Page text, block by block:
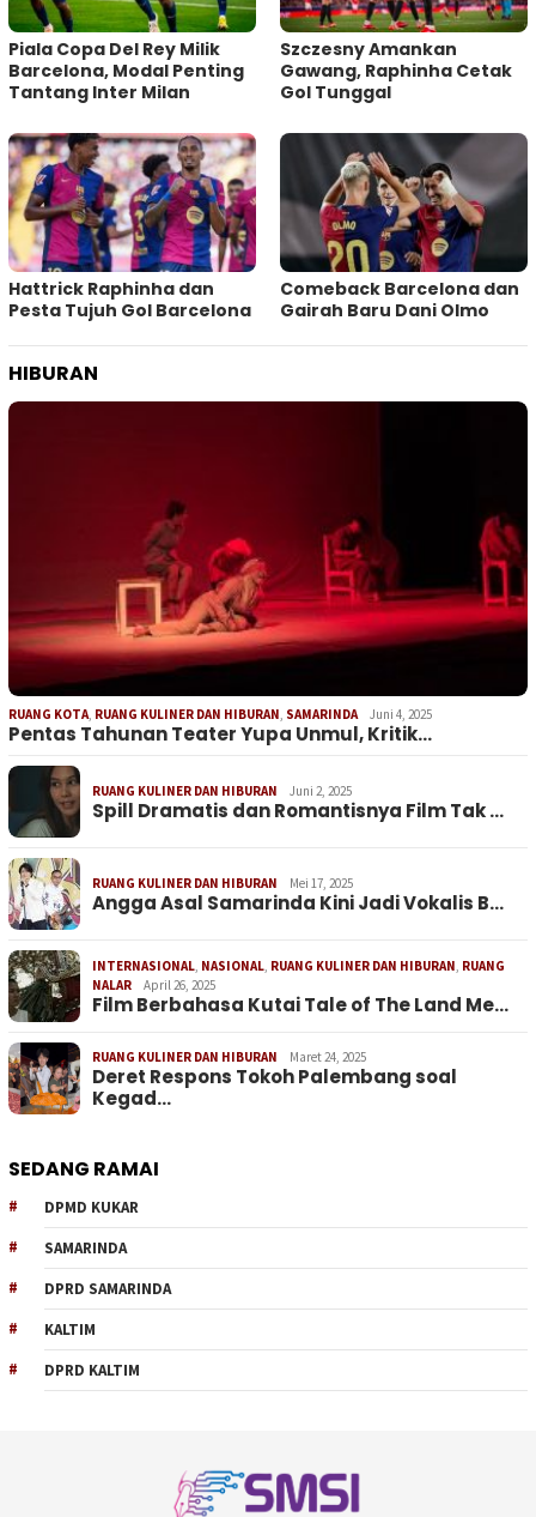
Piala Copa Del Rey Milik
Barcelona, Modal Penting
Tantang Inter Milan
Szczesny Amankan
Gawang, Raphinha Cetak
Gol Tunggal
Hattrick Raphinha dan
Pesta Tujuh Gol Barcelona
Comeback Barcelona dan
Gairah Baru Dani Olmo
HIBURAN
RUANG KOTA, RUANG KULINER DAN HIBURAN, SAMARINDA Juni 4, 2025
Pentas Tahunan Teater Yupa Unmul, Kritik…
RUANG KULINER DAN HIBURAN Juni 2, 2025
Spill Dramatis dan Romantisnya Film Tak …
RUANG KULINER DAN HIBURAN Mei 17, 2025
Angga Asal Samarinda Kini Jadi Vokalis B…
INTERNASIONAL, NASIONAL, RUANG KULINER DAN HIBURAN, RUANG
NALAR
April 26, 2025
Film Berbahasa Kutai Tale of The Land Me…
RUANG KULINER DAN HIBURAN Maret 24, 2025
Deret Respons Tokoh Palembang soal
Kegad…
SEDANG RAMAI
DPMD KUKAR
SAMARINDA
DPRD SAMARINDA
KALTIM
DPRD KALTIM